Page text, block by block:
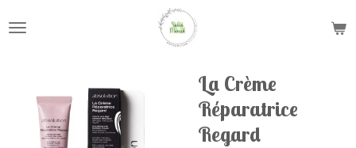
direct
La Crème
Réparatrice
Regard